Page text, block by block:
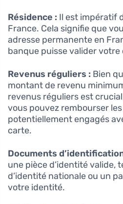
Résidence : Il est impératif
France. Cela signifie que
adresse permanente en
banque puisse valider votre
Revenus réguliers : Bien
montant de revenu
revenus réguliers est
vous pouvez rembourser
potentiellement engagés
carte.
Documents
une pièce d’identité valide,
d’identité nationale ou un
votre identité.